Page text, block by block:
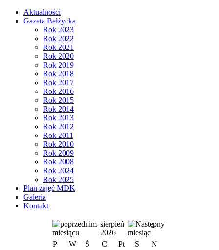
Aktualności
Gazeta Bełżycka
Rok 2023
Rok 2022
Rok 2021
Rok 2020
Rok 2019
Rok 2018
Rok 2017
Rok 2016
Rok 2015
Rok 2014
Rok 2013
Rok 2012
Rok 2011
Rok 2010
Rok 2009
Rok 2008
Rok 2024
Rok 2025
Plan zajęć MDK
Galeria
Kontakt
sierpień
2026
P
W Ś C Pt S
N